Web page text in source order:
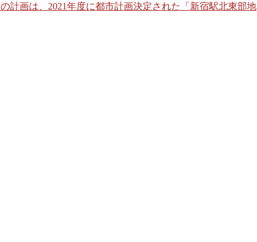
計画は、2021年度に都市計画決定された「新宿駅北東部地